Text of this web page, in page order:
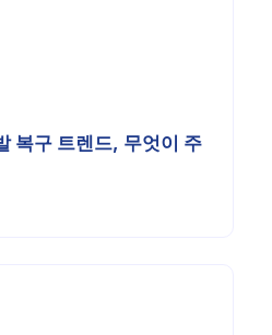
복구 트렌드, 무엇이 주